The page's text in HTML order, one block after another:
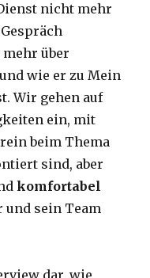
nicht mehr
über
wie er zu Mein
Wir gehen auf
ein, mit
beim Thema
sind, aber
komfortabel
und sein Team